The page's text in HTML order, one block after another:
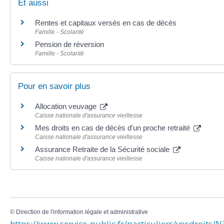
Et aussi
Rentes et capitaux versés en cas de décès
Famille - Scolarité
Pension de réversion
Famille - Scolarité
Pour en savoir plus
Allocation veuvage
Caisse nationale d'assurance vieillesse
Mes droits en cas de décès d'un proche retraité
Caisse nationale d'assurance vieillesse
Assurance Retraite de la Sécurité sociale
Caisse nationale d'assurance vieillesse
© Direction de l'information légale et administrative